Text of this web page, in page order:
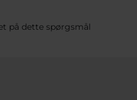
på dette spørgsmål